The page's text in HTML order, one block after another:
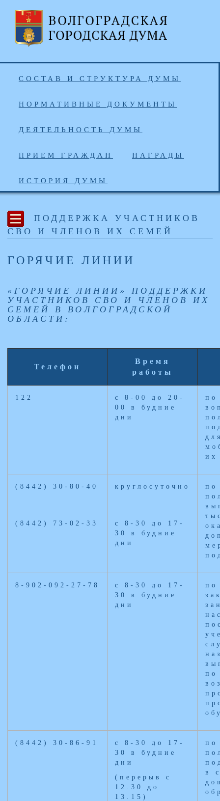
СОСТАВ И СТРУКТУРА ДУМЫ
НОРМАТИВНЫЕ ДОКУМЕНТЫ
ДЕЯТЕЛЬНОСТЬ ДУМЫ
ПРИЕМ ГРАЖДАН НАГРАДЫ
ИСТОРИЯ ДУМЫ
ПОДДЕРЖКА УЧАСТНИКОВ
СВО И ЧЛЕНОВ ИХ СЕМЕЙ
ГОРЯЧИЕ ЛИНИИ
«ГОРЯЧИЕ ЛИНИИ» ПОДДЕРЖКИ
УЧАСТНИКОВ СВО И ЧЛЕНОВ ИХ
СЕМЕЙ В ВОЛГОГРАДСКОЙ
ОБЛАСТИ:
Телефон
Время
работы
122
с 8-00 до 20-
00 в будние
дни
по
их
(8442) 30-80-40 круглосуточно
по
(8442) 73-02-33
с 8-30 до 17-
30 в будние
дни
8-902-092-27-78
с 8-30 до 17-
30 в будние
дни
по
по
(8442) 30-86-91
с 8-30 до 17-
30 в будние
дни
(перерыв с
12.30 до
13.15)
по
в